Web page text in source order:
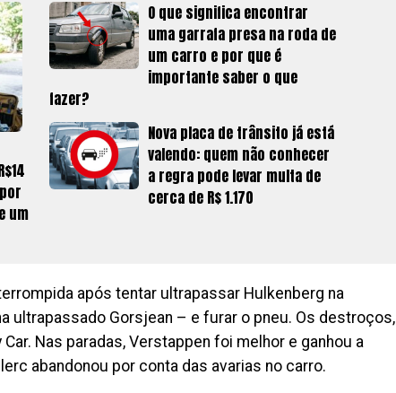
um
O que significa encontrar
uma garrafa presa na roda de
um carro e por que é
importante saber o que
fazer?
Nova placa de trânsito já está
valendo: quem não conhecer
a regra pode levar multa de
cerca de R$ 1.170
após tentar ultrapassar Hulkenberg na
ultrapassado Gorsjean – e furar o pneu. Os destroços,
Nas paradas, Verstappen foi melhor e ganhou a
abandonou por conta das avarias no carro.